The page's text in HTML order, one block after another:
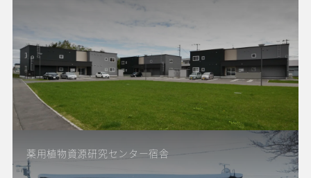
薬用植物資源研究センター宿舎